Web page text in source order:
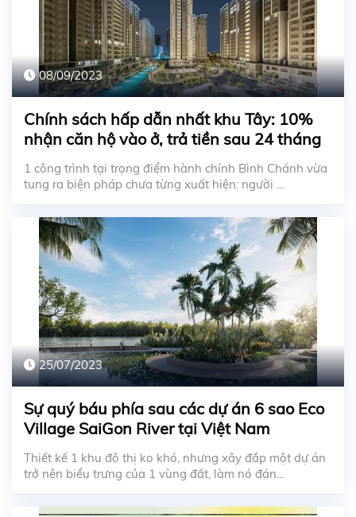
08/09/2023
Chính sách hấp dẫn nhất khu Tây: 10%
nhận căn hộ vào ở, trả tiền sau 24 tháng
1 công trình tại trọng điểm hành chính Bình Chánh vừa
tung ra biện pháp chưa từng xuất hiện: người ...
25/07/2023
Sự quý báu phía sau các dự án 6 sao Eco
Village SaiGon River tại Việt Nam
Thiết kế 1 khu đô thị ko khó, nhưng xây đắp một dự án
trở nên biểu trưng của 1 vùng đất, làm nó đán...